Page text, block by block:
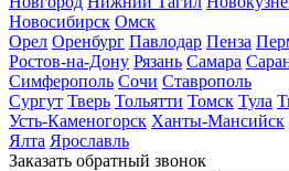
Новосибирск Омск
Орел Оренбург Павлодар Пенза
Ростов-на-Дону Рязань Самара
Симферополь Сочи Ставрополь
Сургут Тверь Тольятти Томск Тула
Усть-Каменогорск Ханты-Мансийск
Ялта Ярославль
Заказать обратный звонок